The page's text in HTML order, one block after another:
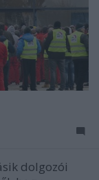
dolgozói